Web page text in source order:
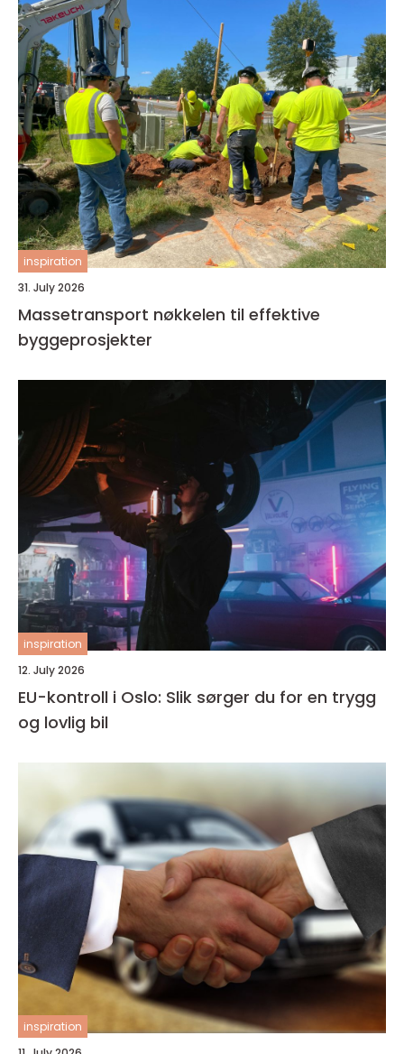
inspiration
31. July 2026
Massetransport nøkkelen til effektive
byggeprosjekter
inspiration
12. July 2026
EU-kontroll i Oslo: Slik sørger du for en trygg
og lovlig bil
inspiration